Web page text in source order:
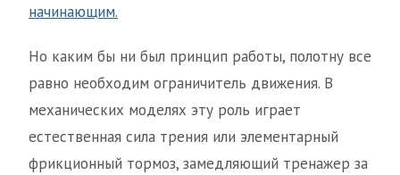
начинающим.
Но каким бы ни был принцип работы, полотну все
равно необходим ограничитель движения. В
механических моделях эту роль играет
естественная сила трения или элементарный
фрикционный тормоз, замедляющий тренажер за